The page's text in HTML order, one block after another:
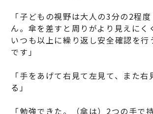
「子どもの視野は大人の3分の2程
ん。傘を差すと周りがより見えにく
いつも以上に繰り返し安全確認を行
です」
「手をあげて右見て左見て、また
る」
「勉強できた。（傘は）2つの手で